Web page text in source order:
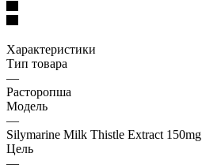
Характеристики
Тип товара
—
Расторопша
Модель
—
Silymarine Milk Thistle Extract 150mg
Цель
—